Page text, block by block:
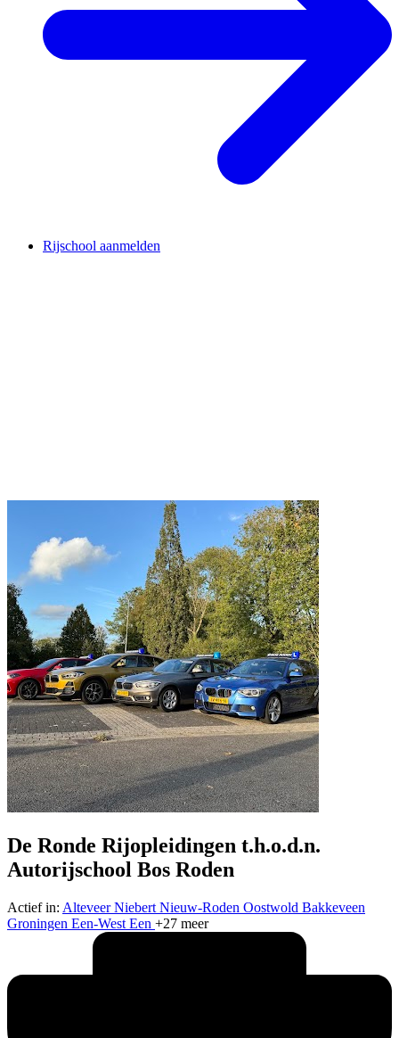
Rijschool aanmelden
De Ronde Rijopleidingen t.h.o.d.n.
Autorijschool Bos Roden
Actief in: AlteveerNiebert Nieuw-Roden Oostwold Bakkeveen
Groningen Een-West Een +27 meer